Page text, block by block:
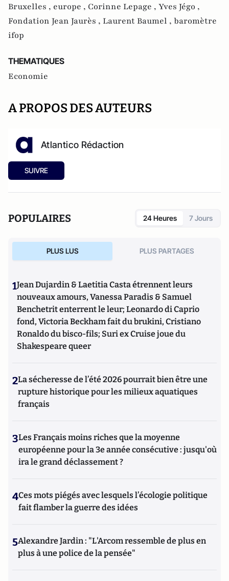
Bruxelles , europe , Corinne Lepage , Yves Jégo ,
Fondation Jean Jaurès , Laurent Baumel , baromètre
ifop
THEMATIQUES
Economie
A PROPOS DES AUTEURS
Atlantico Rédaction
SUIVRE
POPULAIRES 24 Heures 7 Jours
PLUS LUS PLUS PARTAGES
1Jean Dujardin & Laetitia Casta étrennent leurs
nouveaux amours, Vanessa Paradis & Samuel
Benchetrit enterrent le leur; Leonardo di Caprio
fond, Victoria Beckham fait du brukini, Cristiano
Ronaldo du bisco-fils; Suri ex Cruise joue du
Shakespeare queer
2La sécheresse de l’été 2026 pourrait bien être une
rupture historique pour les milieux aquatiques
français
3Les Français moins riches que la moyenne
européenne pour la 3e année consécutive : jusqu'où
ira le grand déclassement ?
4Ces mots piégés avec lesquels l’écologie politique
fait flamber la guerre des idées
5Alexandre Jardin : "L'Arcom ressemble de plus en
plus à une police de la pensée"